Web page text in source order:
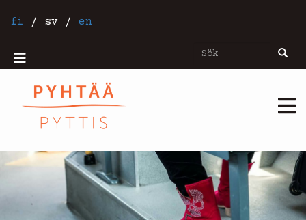
tillfi / sv / en
Sök Sök
Mobiilivalikko